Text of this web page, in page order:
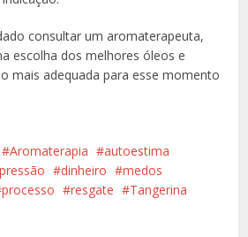
consultar um aromaterapeuta,
escolha dos melhores óleos e
mais adequada para esse momento
Aromaterapia
autoestima
dinheiro
medos
processo resgate
Tangerina